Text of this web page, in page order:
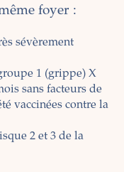
foyer :
sévèrement
1 (grippe) X
sans facteurs de
vaccinées contre la
2 et 3 de la